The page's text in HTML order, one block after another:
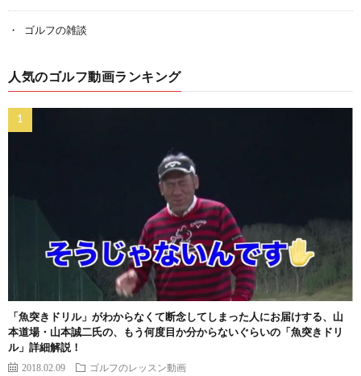
ゴルフの雑談
人気のゴルフ動画ランキング
「魚突きドリル」がわからなくて断念してしまった人にお届けする、山
本道場・山本誠二氏の、もう何度目か分からないぐらいの「魚突きドリ
ル」詳細解説！
2018.02.09 ゴルフのレッスン動画